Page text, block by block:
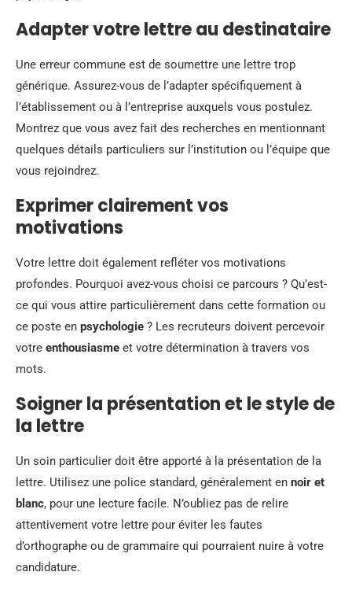
Adapter votre lettre au destinataire
Une erreur commune est de soumettre une lettre trop
générique. Assurez-vous de l’adapter spécifiquement à
l’établissement ou à l’entreprise auxquels vous postulez.
Montrez que vous avez fait des recherches en mentionnant
quelques détails particuliers sur l’institution ou l’équipe que
vous rejoindrez.
Exprimer clairement vos
motivations
Votre lettre doit également refléter vos motivations
profondes. Pourquoi avez-vous choisi ce parcours ? Qu’est-
ce qui vous attire particulièrement dans cette formation ou
ce poste en psychologie ? Les recruteurs doivent percevoir
votre enthousiasme et votre détermination à travers vos
mots.
Soigner la présentation et le style de
la lettre
Un soin particulier doit être apporté à la présentation de la
lettre. Utilisez une police standard, généralement en noir et
blanc, pour une lecture facile. N’oubliez pas de relire
attentivement votre lettre pour éviter les fautes
d’orthographe ou de grammaire qui pourraient nuire à votre
candidature.